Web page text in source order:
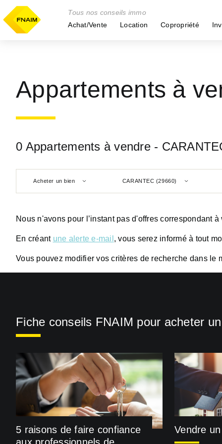
Tous nos conseils immo
Achat/Vente
Location Copropriété
Appartements à
0 Appartements à vendre -
Acheter un bien CARANTEC (29660)
Nous n'avons pour l’instant pas d'offres correspondant à
En créant une alerte e-mail , vous serez informé à tout
Vous pouvez modifier vos critères de recherche dans le
Fiche conseils FNAIM pour acheter
5 raisons de faire confiance
Vendre